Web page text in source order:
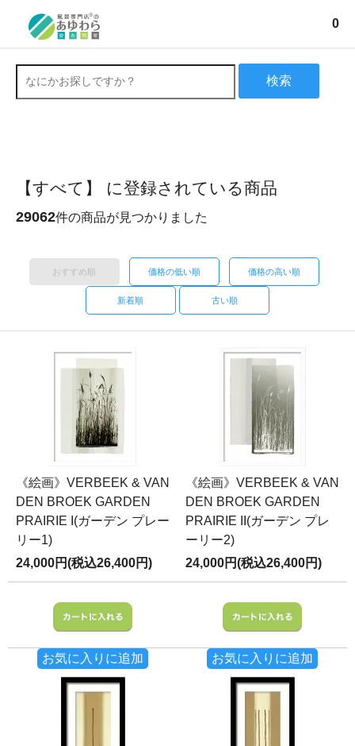
0
検索
【すべて】 に登録されている商品
29062件の商品が見つかりました
おすすめ順 価格の低い順 価格の高い順
新着順 古い順
《絵画》VERBEEK & VAN
DEN BROEK GARDEN
PRAIRIE I(ガーデン プレー
リー1)
24,000円(税込26,400円)
お気に入りに追加
《絵画》VERBEEK & VAN
DEN BROEK GARDEN
PRAIRIE II(ガーデン プレ
ーリー2)
24,000円(税込26,400円)
お気に入りに追加